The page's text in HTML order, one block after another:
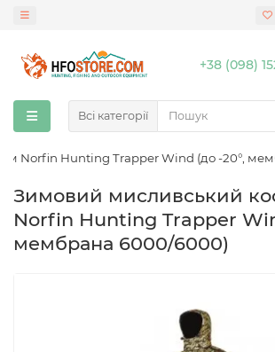
+38 (098)
Всі категорії
Norfin Hunting Trapper Wind (до -20°,
Зимовий мисливський
Norfin Hunting Trapper
мембрана 6000/6000)